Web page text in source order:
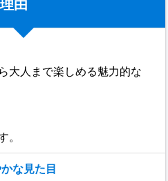
由
大人まで楽しめる魅力的な
。
な見た目